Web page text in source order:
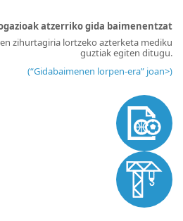
atzerriko gida baimenentzat
zihurtagiria lortzeko azterketa mediku
guztiak egiten ditugu.
(“Gidabaimenen lorpen-era” joan>)